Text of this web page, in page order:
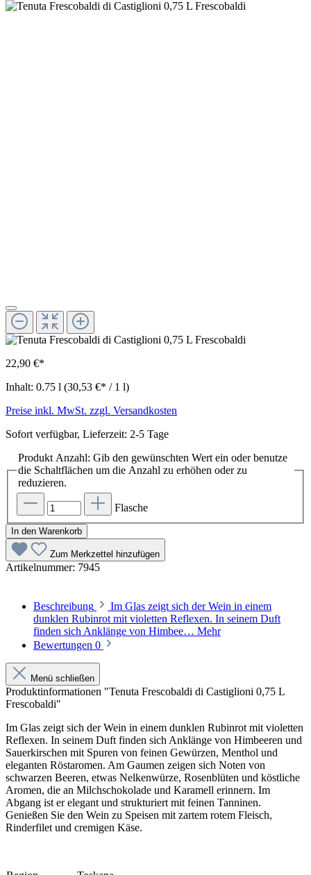
22,90 €*
Inhalt: 0.75 l (30,53 €* / 1 l)
Preise inkl. MwSt. zzgl. Versandkosten
Sofort verfügbar, Lieferzeit: 2-5 Tage
Produkt Anzahl: Gib den gewünschten Wert ein oder benutze
die Schaltflächen um die Anzahl zu erhöhen oder zu
reduzieren.
Flasche
In den Warenkorb
Zum Merkzettel hinzufügen
Artikelnummer: 7945
Beschreibung
Im Glas zeigt sich der Wein in einem
dunklen Rubinrot mit violetten Reflexen. In seinem Duft
finden sich Anklänge von Himbee… Mehr
Bewertungen 0
Menü schließen
Produktinformationen "Tenuta Frescobaldi di Castiglioni 0,75 L
Frescobaldi"
Im Glas zeigt sich der Wein in einem dunklen Rubinrot mit violetten
Reflexen. In seinem Duft finden sich Anklänge von Himbeeren und
Sauerkirschen mit Spuren von feinen Gewürzen, Menthol und
eleganten Röstaromen. Am Gaumen zeigen sich Noten von
schwarzen Beeren, etwas Nelkenwürze, Rosenblüten und köstliche
Aromen, die an Milchschokolade und Karamell erinnern. Im
Abgang ist er elegant und strukturiert mit feinen Tanninen.
Genießen Sie den Wein zu Speisen mit zartem rotem Fleisch,
Rinderfilet und cremigen Käse.